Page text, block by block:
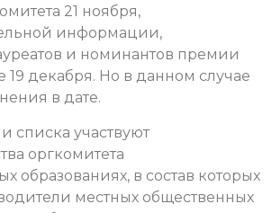
21 ноября,
информации,
и номинантов премии
19 декабря. Но в данном случае
в дате.
списка участвуют
оргкомитета
образованиях, в состав которых
местных общественных